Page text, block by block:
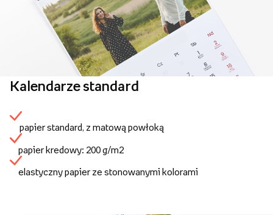
Kalendarze standard
papier standard, z matową powłoką
papier kredowy: 200 g/m2
elastyczny papier ze stonowanymi kolorami